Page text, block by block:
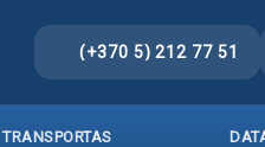
(+370 5) 212 77 51
TRANSPORTAS